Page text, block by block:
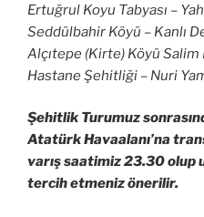
Ertuğrul Koyu Tabyası –
Seddülbahir Köyü – Kanlı
Alçıtepe (Kirte) Köyü Salim
Hastane Şehitliği – Nuri
Şehitlik Turumuz
Atatürk Havaalanı’na
varış saatimiz 23.30 olup
tercih etmeniz önerilir.